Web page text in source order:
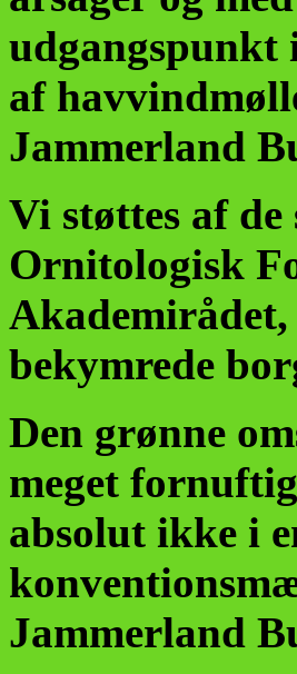
udgangspunkt
af
Jammerland
Vi støttes af
Ornitologisk
bekymrede
Den grønne
meget
absolut ikke i
Jammerland